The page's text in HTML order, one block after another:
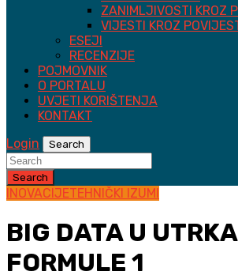
ZANIMLJIVOSTI KROZ
VIJESTI KROZ
ESEJI
RECENZIJE
POJMOVNIK
O PORTALU
UVJETI KORIŠTENJA
KONTAKT
Login
Search
Search
INOVACIJETEHNIČKI IZUMI
BIG DATA U
FORMULE 1